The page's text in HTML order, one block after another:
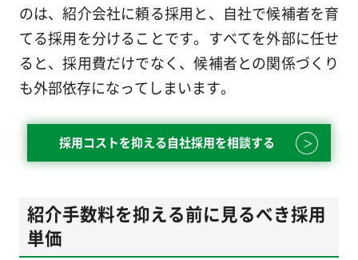
のは、紹介会社に頼る採用と、自社で候補者を育
てる採用を分けることです。すべてを外部に任せ
ると、採用費だけでなく、候補者との関係づくり
も外部依存になってしまいます。
採用コストを抑える自社採用を相談する
紹介手数料を抑える前に見るべき採用
単価